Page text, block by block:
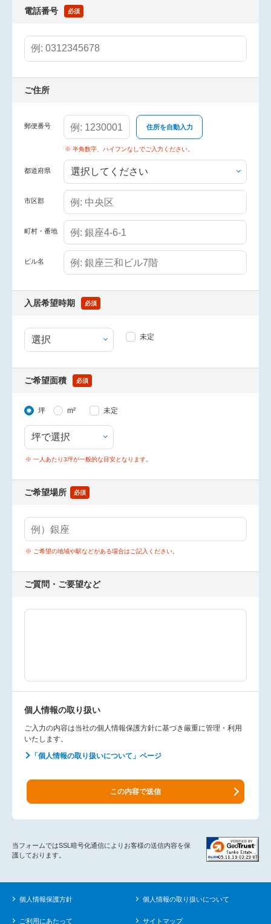
電話番号 必須
ご住所
郵便番号 住所を自動入力
※ 半角数字、ハイフンなしでご入力ください。
都道府県
市区郡
町村・番地
ビル名
入居希望時期 必須
未定
ご希望面積 必須
坪 m² 未定
※ 一人あたり3坪が一般的な目安となります。
ご希望場所 必須
※ ご希望の地域や駅などがある場合はご記入ください。
ご質問・ご要望など
個人情報の取り扱い
ご入力の内容は当社の個人情報保護方針に基づき厳重に管理・利用
いたします。
「個人情報の取り扱いについて」ページ
この内容で送信
当フォームではSSL暗号化通信によりお客様の送信内容を保
護しております。
個人情報保護方針 個人情報の取り扱いについて
ご利用にあたって サイトマップ